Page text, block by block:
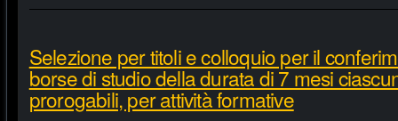
Selezione per titoli e colloquio per il
borse di studio della durata di 7 mesi
prorogabili, per attività formative